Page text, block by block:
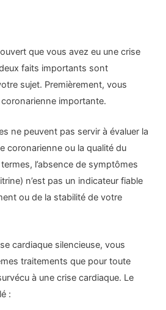
que vous avez eu une crise
faits importants sont
sujet. Premièrement, vous
coronarienne importante.
ne peuvent pas servir à évaluer la
coronarienne ou la qualité du
l’absence de symptômes
n’est pas un indicateur fiable
ou de la stabilité de votre
cardiaque silencieuse, vous
traitements que pour toute
à une crise cardiaque. Le
: